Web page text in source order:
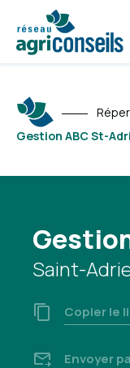
Gestion ABC St-
Saint-
Copier le
Envoyer